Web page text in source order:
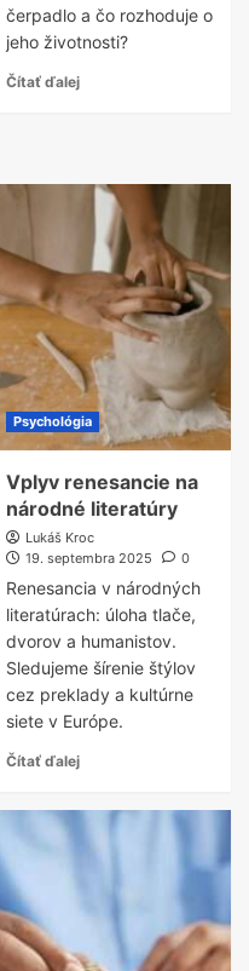
čerpadlo a čo rozhoduje o
jeho životnosti?
Čítať ďalej
Psychológia
Vplyv renesancie na
národné literatúry
Lukáš Kroc
19. septembra 2025
0
Renesancia v národných
literatúrach: úloha tlače,
dvorov a humanistov.
Sledujeme šírenie štýlov
cez preklady a kultúrne
siete v Európe.
Čítať ďalej